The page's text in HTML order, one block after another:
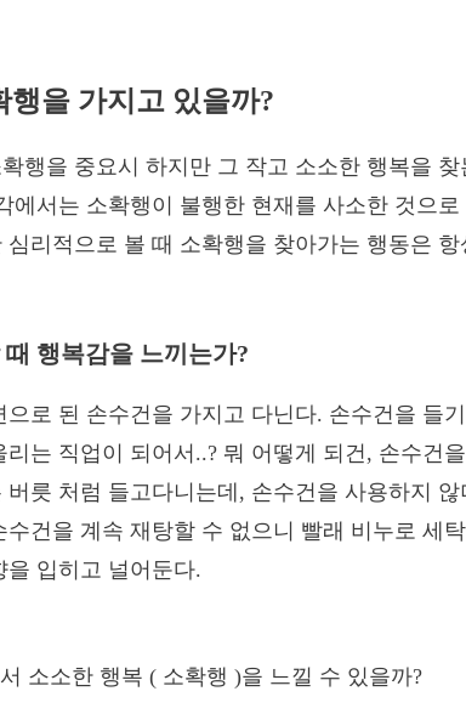
행을 가지고 있을까?
행을 중요시 하지만 그 작고 소소한 행복을 찾
에서는 소확행이 불행한 현재를 사소한 것으로
심리적으로 볼 때 소확행을 찾아가는 행동은
행복감을 느끼는가?
으로 된 손수건을 가지고 다닌다. 손수건을 들
는 직업이 되어서..? 뭐 어떻게 되건, 손수건
버릇 처럼 들고다니는데, 손수건을 사용하지
수건을 계속 재탕할 수 없으니 빨래 비누로 세
입히고 널어둔다.